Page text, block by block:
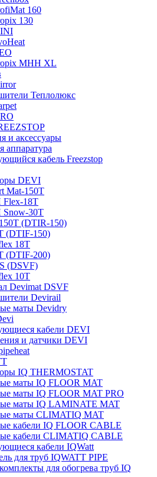
160
130
МНН XL
Теплолюкс
и аксессуары
аппаратура
кабель Freezstop
DEVI
Mat-150T
18T
30T
(DTIR-150)
(DTIF-150)
18T
(DTIF-200)
(DSVF)
10T
Devimat DSVF
Devirail
маты Devidry
кабели DEVI
и датчики DEVI
IQ THERMOSTAT
маты IQ FLOOR MAT
маты IQ FLOOR MAT PRO
маты IQ LAMINATE MAT
маты CLIMATIQ MAT
кабели IQ FLOOR CABLE
кабели CLIMATIQ CABLE
кабели IQWatt
для труб IQWATT PIPE
для обогрева труб IQ